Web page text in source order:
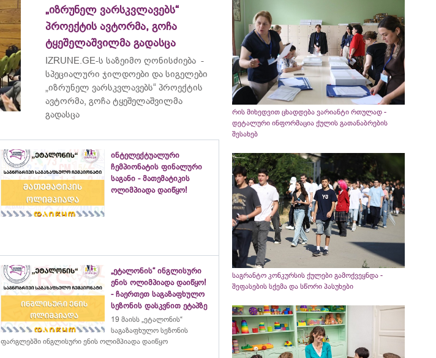
„იზრუნელ ვარსკვლავებს“
პროექტის ავტორმა, გოჩა
ტყეშელაშვილმა გადასცა
IZRUNE.GE-ს საზეიმო ღონისძიება -
სპეციალური ჯილდოები და სიგელები
„იზრუნელ ვარსკვლავებს“ პროექტის
ავტორმა, გოჩა ტყეშელაშვილმა
გადასცა
ინტელექტუალური
ჩემპიონატის ფინალური
საგანი - მათემატიკის
ოლიმპიადა დაიწყო!
„ეტალონის“ ინგლისური
ენის ოლიმპიადა დაიწყო!
- ჩაერთეთ საგაზაფხულო
სეზონის დასკვნით ეტაპზე
19 მაისს „ეტალონის“
საგაზაფხულო სეზონის
ფარგლებში ინგლისური ენის ოლიმპიადა დაიწყო
რის მიხედვით ცხადდება ვარიანტი რთულად -
დეტალური ინფორმაცია ქულის გათანაბრების
შესახებ
საგრანტო კონკურსის ქულები გამოქვეყნდა -
შეფასების სქემა და სწორი პასუხები